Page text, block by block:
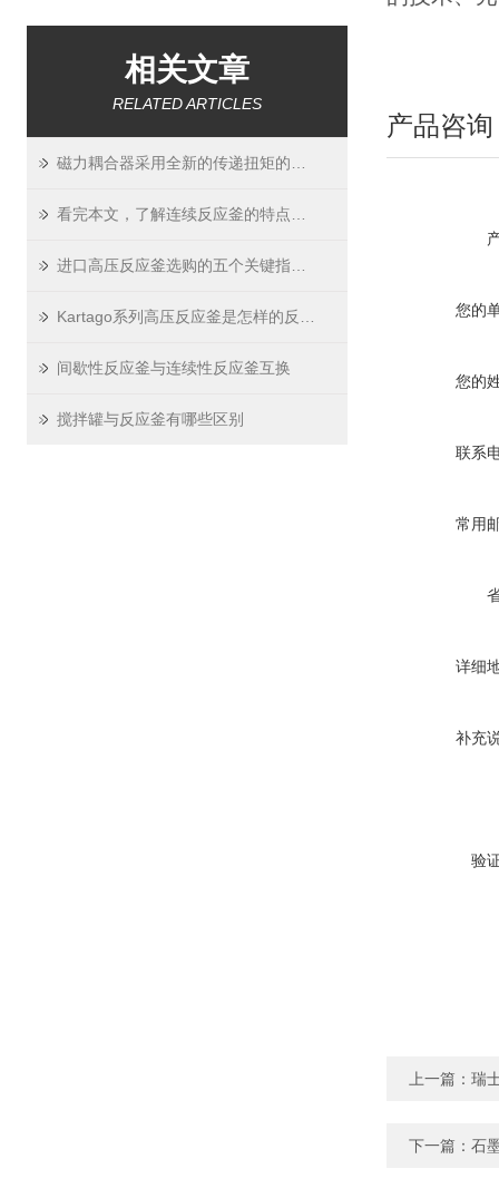
相关文章
RELATED ARTICLES
间歇性反应釜与连续性反应釜互换
搅拌罐与反应釜有哪些区别
产品咨询
您的
您的
联系
常用
详细
补充
验
上一篇： 瑞
下一篇： 石